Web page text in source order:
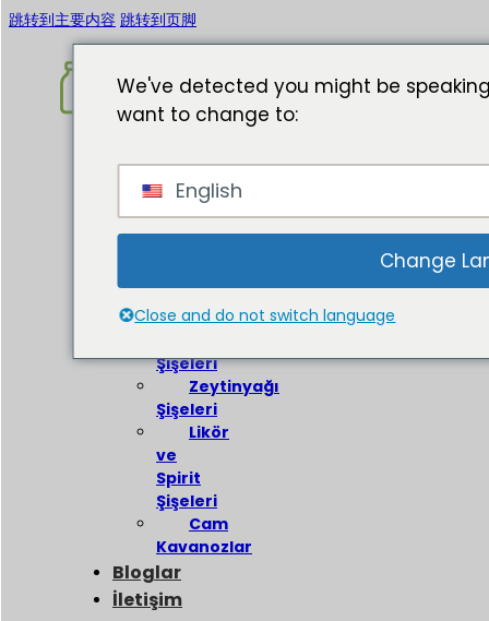
跳转到主要内容 跳转到页脚
Ev
Hakkında
Cam
Şarap
Şişeleri
Şişeleri
Zeytinyağı
Şişeleri
Likör
ve
Spirit
Şişeleri
Cam
Kavanozlar
Bloglar
İletişim
We've detected you might be
want to change to:
English
Change
Close and do not switch language